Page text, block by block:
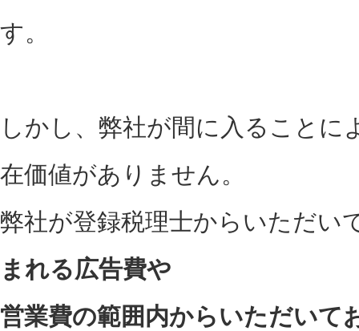
す。
しかし、弊社が間に入ること
在価値がありません。
弊社が登録税理士からいただい
まれる広告費や
営業費の範囲内からいただいて